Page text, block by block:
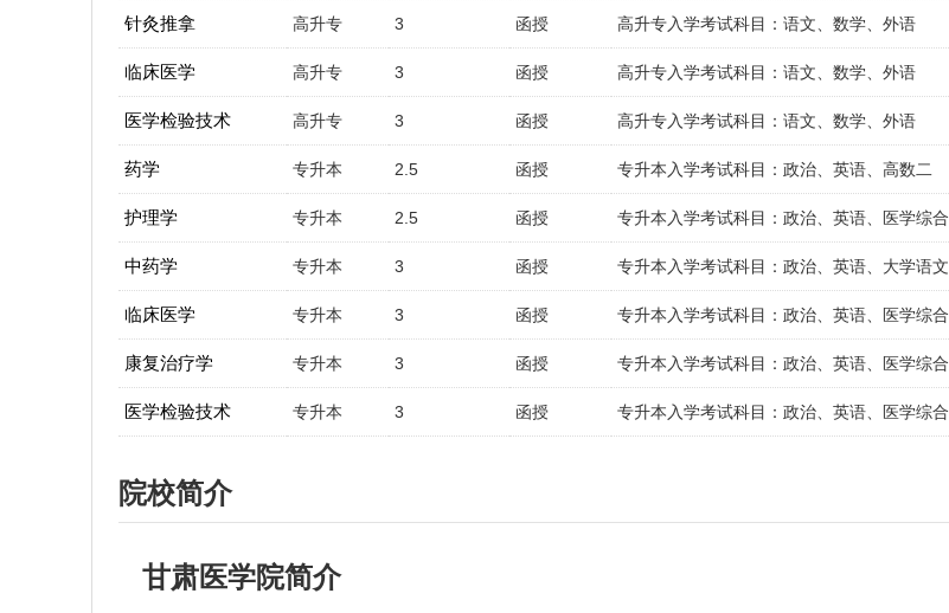
针灸推拿 高升专 3 函授 高升专入学考试科目：语文、数学、外语
临床医学 高升专 3 函授 高升专入学考试科目：语文、数学、外语
医学检验技术 高升专 3 函授 高升专入学考试科目：语文、数学、外语
药学 专升本 2.5 函授 专升本入学考试科目：政治、英语、高数二
护理学 专升本 2.5 函授 专升本入学考试科目：政治、英语、医学综合
中药学 专升本 3 函授 专升本入学考试科目：政治、英语、大学语文
临床医学 专升本 3 函授 专升本入学考试科目：政治、英语、医学综合
康复治疗学 专升本 3 函授 专升本入学考试科目：政治、英语、医学综合
医学检验技术 专升本 3 函授 专升本入学考试科目：政治、英语、医学综合
院校简介
甘肃医学院简介